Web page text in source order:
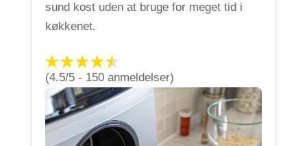
sund kost uden at bruge for meget tid i
køkkenet.
(4.5/5 - 150 anmeldelser)